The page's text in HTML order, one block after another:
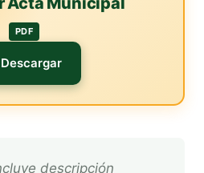
PDF